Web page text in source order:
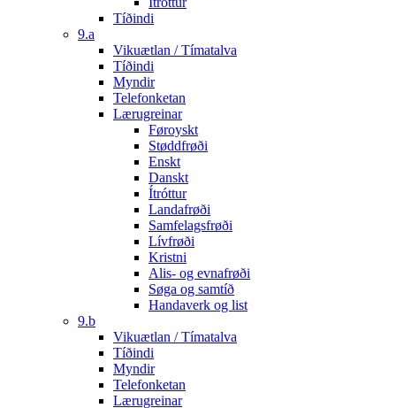
Tíðindi
9.a
Vikuætlan / Tímatalva
Tíðindi
Myndir
Telefonketan
Lærugreinar
Føroyskt
Støddfrøði
Enskt
Danskt
Ítróttur
Landafrøði
Samfelagsfrøði
Lívfrøði
Kristni
Alis- og evnafrøði
Søga og samtíð
Handaverk og list
9.b
Vikuætlan / Tímatalva
Tíðindi
Myndir
Telefonketan
Lærugreinar